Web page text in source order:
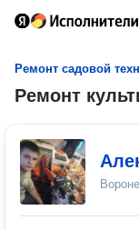
Ремонт садовой
Ремонт